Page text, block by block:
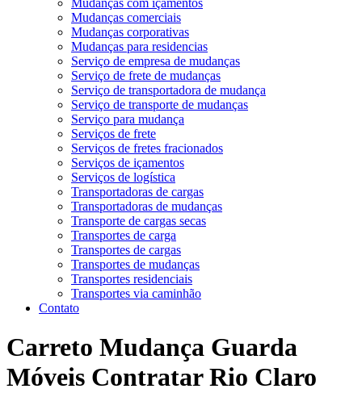
Mudanças com içamentos
Mudanças comerciais
Mudanças corporativas
Mudanças para residencias
Serviço de empresa de mudanças
Serviço de frete de mudanças
Serviço de transportadora de mudança
Serviço de transporte de mudanças
Serviço para mudança
Serviços de frete
Serviços de fretes fracionados
Serviços de içamentos
Serviços de logística
Transportadoras de cargas
Transportadoras de mudanças
Transporte de cargas secas
Transportes de carga
Transportes de cargas
Transportes de mudanças
Transportes residenciais
Transportes via caminhão
Contato
Carreto Mudança Guarda
Móveis Contratar Rio Claro